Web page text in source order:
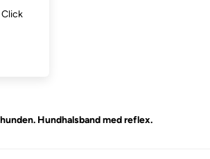
Hundhalsband med reflex.